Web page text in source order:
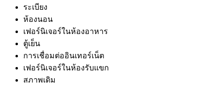
ระเบียง
ห้องนอน
เฟอร์นิเจอร์ในห้องอาหาร
ตู้เย็น
การเชื่อมต่ออินเทอร์เน็ต
เฟอร์นิเจอร์ในห้องรับแขก
สภาพเดิม